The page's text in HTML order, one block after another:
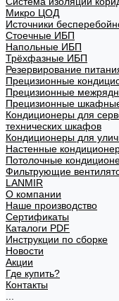
Микро ЦОД
Источники
Стоечные ИБП
Напольные ИБП
Трёхфазные ИБП
Резервирование
Прецизионные
Прецизионные
Прецизионные
Кондиционеры для
технических шкафов
Кондиционеры для
Настенные
Потолочные
Фильтрующие
LANMIR
О компании
Наше производство
Сертификаты
Каталоги PDF
Инструкции по сборке
Новости
Акции
Где купить?
Контакты